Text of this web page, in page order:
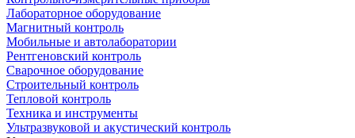
Лабораторное оборудование
Магнитный контроль
Мобильные и автолаборатории
Рентгеновский контроль
Сварочное оборудование
Строительный контроль
Тепловой контроль
Техника и инструменты
Ультразвуковой и акустический контроль